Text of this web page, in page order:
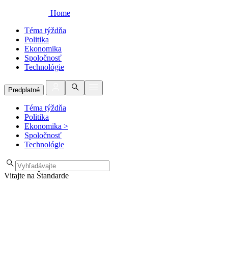
Home
Téma týždňa
Politika
Ekonomika
Spoločnosť
Technológie
Predplatné
Téma týždňa
Politika
Ekonomika >
Spoločnosť
Technológie
Vitajte na Štandarde